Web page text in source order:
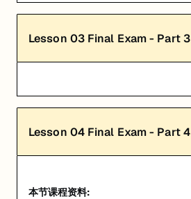
Lesson 03 Final Exam - Part 3
Lesson 04 Final Exam - Part 4
本节课程资料: